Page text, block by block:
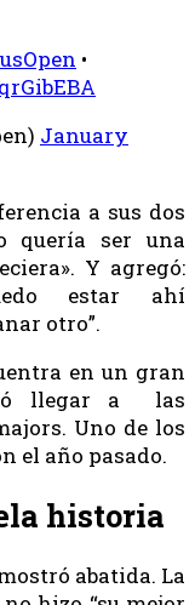
•
January
a sus dos
quería ser una
Y agregó:
estar ahí
otro”.
en un gran
llegar a las
Uno de los
el año pasado.
historia
abatida. La